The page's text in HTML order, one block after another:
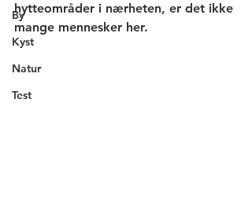
By
Kyst
Natur
Test
hytteområder i nærheten, er det ikke
mange mennesker her.